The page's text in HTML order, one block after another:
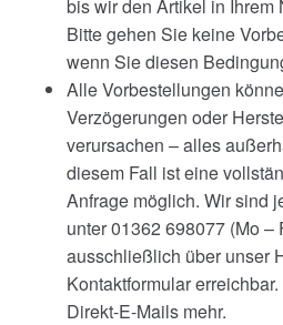
bis wir den Artikel in Ihrem
Bitte gehen Sie keine
wenn Sie diesen
Alle Vorbestellungen
Verzögerungen oder
verursachen – alles
diesem Fall ist eine
Anfrage möglich. Wir sind
unter 01362 698077 (Mo –
ausschließlich über unser
Kontaktformular
Direkt-E-Mails mehr.